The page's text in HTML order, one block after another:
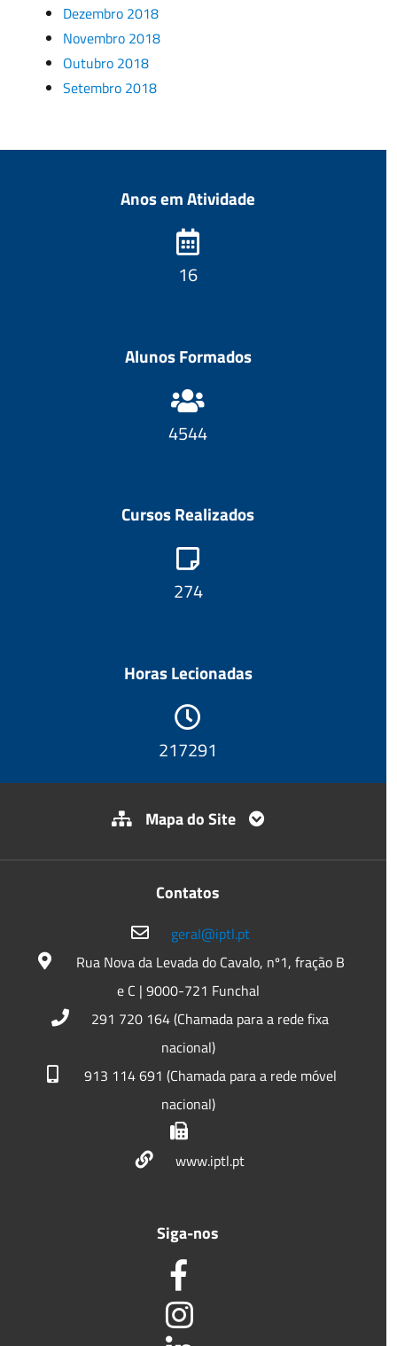
Dezembro 2018
Novembro 2018
Outubro 2018
Setembro 2018
Anos em Atividade
17
Alunos Formados
4889
Cursos Realizados
295
Horas Lecionadas
233782
Mapa do Site
Contatos
geral@iptl.pt
Rua Nova da Levada do Cavalo, nº1, fração B
e C | 9000-721 Funchal
291 720 164 (Chamada para a rede fixa
nacional)
913 114 691 (Chamada para a rede móvel
nacional)
www.iptl.pt
Siga-nos